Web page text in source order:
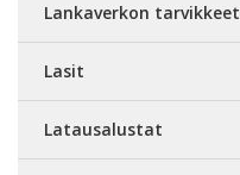
Lankaverkon tarvikkeet
Lasit
Latausalustat